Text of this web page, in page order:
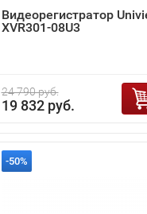
Видеорегистратор
XVR301-08U3
24 790 руб.
19 832 руб.
-50%